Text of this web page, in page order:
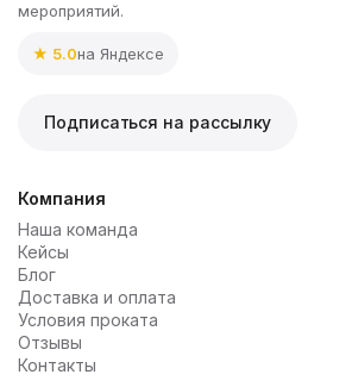
мероприятий.
★ 5.0на Яндексе
Подписаться на рассылку
Компания
Наша команда
Кейсы
Блог
Доставка и оплата
Условия проката
Отзывы
Контакты